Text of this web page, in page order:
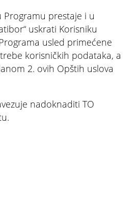
Programu prestaje i u
uskrati Korisniku
usled primećene
korisničkih podataka, a
2. ovih Opštih uslova
nadoknaditi TO